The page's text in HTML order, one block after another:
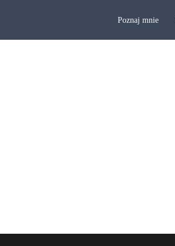
Poznaj mnie